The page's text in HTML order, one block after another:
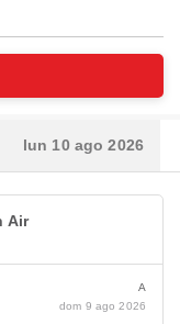
lun 10 ago 2026
Air
A
dom 9 ago 2026